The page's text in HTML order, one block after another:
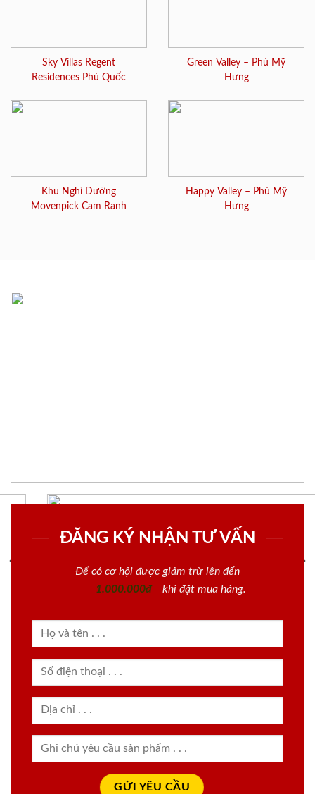
Sky Villas Regent
Residences Phú Quốc
Green Valley – Phú Mỹ
Hưng
Khu Nghỉ Dưỡng
Movenpick Cam Ranh
Happy Valley – Phú Mỹ
Hưng
ĐĂNG KÝ NHẬN TƯ VẤN
Để có cơ hội được giảm trừ lên đến
1.000.000đ
khi đặt mua hàng.